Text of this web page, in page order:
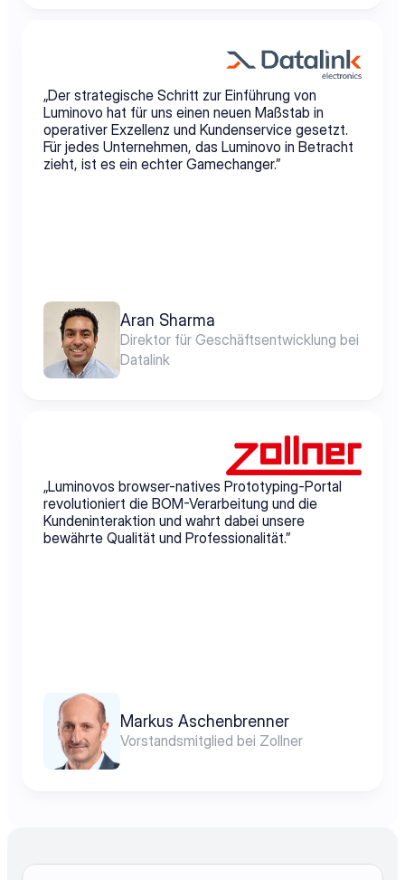
„Der strategische Schritt zur Einführung von
Luminovo hat für uns einen neuen Maßstab in
operativer Exzellenz und Kundenservice gesetzt.
Für jedes Unternehmen, das Luminovo in Betracht
zieht, ist es ein echter Gamechanger.”
Aran Sharma
Direktor für Geschäftsentwicklung bei
Datalink
„Luminovos browser-natives Prototyping-Portal
revolutioniert die BOM-Verarbeitung und die
Kundeninteraktion und wahrt dabei unsere
bewährte Qualität und Professionalität.”
Markus Aschenbrenner
Vorstandsmitglied bei Zollner